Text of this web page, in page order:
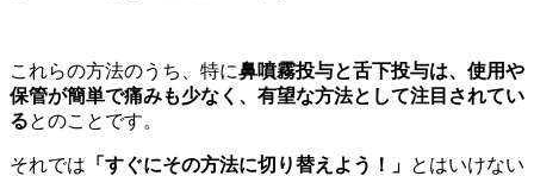
これらの方法のうち、特に鼻噴霧投与と舌下投与は、使用や
保管が簡単で痛みも少なく、有望な方法として注目されてい
るとのことです。
それでは 「すぐにその方法に切り替えよう！」 とはいけない